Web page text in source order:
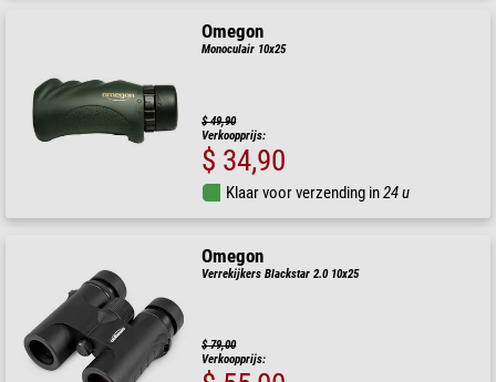
Omegon
Monoculair 10x25
$ 49,90
Verkoopprijs:
$ 34,90
Klaar voor verzending in24 u
Omegon
Verrekijkers Blackstar 2.0 10x25
$ 79,00
Verkoopprijs: